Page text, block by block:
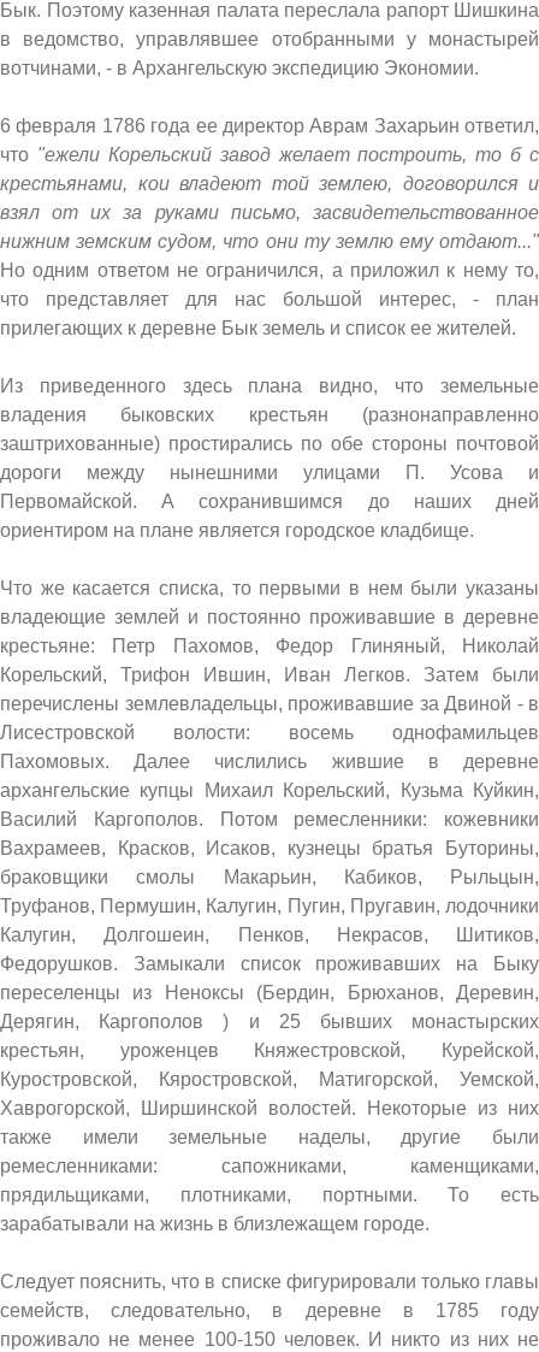
Бык. Поэтому казенная палата переслала рапорт Шишкина
в ведомство, управлявшее отобранными у монастырей
вотчинами, - в Архангельскую экспедицию Экономии.
6 февраля 1786 года ее директор Аврам Захарьин ответил,
что "ежели Корельский завод желает построить, то б с
крестьянами, кои владеют той землею, договорился и
взял от их за руками письмо, засвидетельствованное
нижним земским судом, что они ту землю ему отдают..."
Но одним ответом не ограничился, а приложил к нему то,
что представляет для нас большой интерес, - план
прилегающих к деревне Бык земель и список ее жителей.
Из приведенного здесь плана видно, что земельные
владения быковских крестьян (разнонаправленно
заштрихованные) простирались по обе стороны почтовой
дороги между нынешними улицами П. Усова и
Первомайской. А сохранившимся до наших дней
ориентиром на плане является городское кладбище.
Что же касается списка, то первыми в нем были указаны
владеющие землей и постоянно проживавшие в деревне
крестьяне: Петр Пахомов, Федор Глиняный, Николай
Корельский, Трифон Ившин, Иван Легков. Затем были
перечислены землевладельцы, проживавшие за Двиной - в
Лисестровской волости: восемь однофамильцев
Пахомовых. Далее числились жившие в деревне
архангельские купцы Михаил Корельский, Кузьма Куйкин,
Василий Каргополов. Потом ремесленники: кожевники
Вахрамеев, Красков, Исаков, кузнецы братья Буторины,
браковщики смолы Макарьин, Кабиков, Рыльцын,
Труфанов, Пермушин, Калугин, Пугин, Пругавин, лодочники
Калугин, Долгошеин, Пенков, Некрасов, Шитиков,
Федорушков. Замыкали список проживавших на Быку
переселенцы из Неноксы (Бердин, Брюханов, Деревин,
Дерягин, Каргополов ) и 25 бывших монастырских
крестьян, уроженцев Княжестровской, Курейской,
Куростровской, Кяростровской, Матигорской, Уемской,
Хаврогорской, Ширшинской волостей. Некоторые из них
также имели земельные наделы, другие были
ремесленниками: сапожниками, каменщиками,
прядильщиками, плотниками, портными. То есть
зарабатывали на жизнь в близлежащем городе.
Следует пояснить, что в списке фигурировали только главы
семейств, следовательно, в деревне в 1785 году
проживало не менее 100-150 человек. И никто из них не